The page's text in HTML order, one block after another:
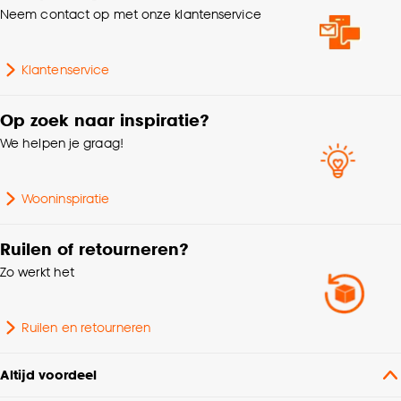
kan aanpassen, bekijk hiervoor onze
Neem contact op met onze klantenservice
Klantenservice
Op zoek naar inspiratie?
We helpen je graag!
Wooninspiratie
Ruilen of retourneren?
Zo werkt het
Ruilen en retourneren
Altijd voordeel